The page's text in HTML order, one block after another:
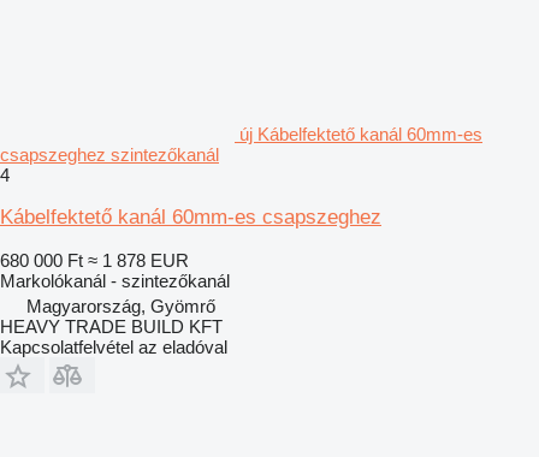
új Kábelfektető kanál 60mm-es
csapszeghez szintezőkanál
4
Kábelfektető kanál 60mm-es csapszeghez
680 000 Ft ≈ 1 878 EUR
Markolókanál - szintezőkanál
Magyarország, Gyömrő
HEAVY TRADE BUILD KFT
Kapcsolatfelvétel az eladóval